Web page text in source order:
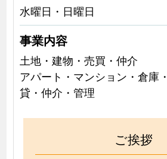
水曜日・日曜日
事業内容
土地・建物・売買・仲介
アパート・マンション・倉庫
貸・仲介・管理
ご挨拶